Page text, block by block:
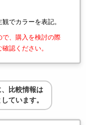
でカラーを表記。
で、購入を検討の際
認ください。
比較情報は
ています。